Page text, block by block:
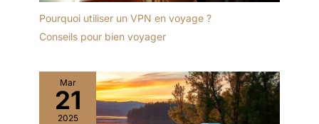
Pourquoi utiliser un VPN en voyage ?
Conseils pour bien voyager
Mar
21
2025